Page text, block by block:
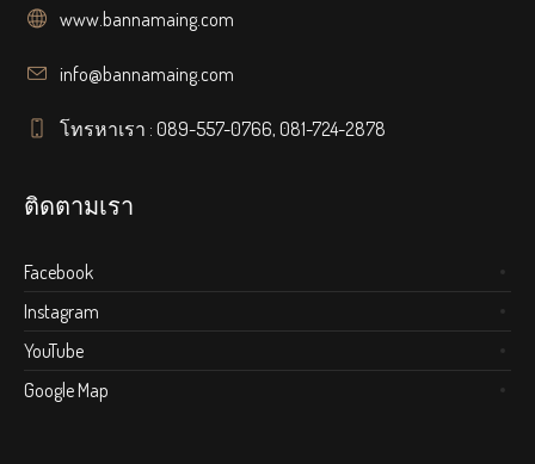
www.bannamaing.com
info@bannamaing.com
โทรหาเรา : 089-557-0766, 081-724-2878
ติดตามเรา
Facebook
Instagram
YouTube
Google Map